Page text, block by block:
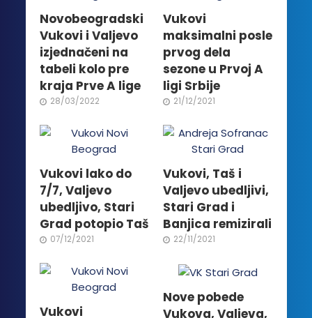
Novobeogradski
Vukovi i Valjevo
izjednačeni na
tabeli kolo pre
kraja Prve A lige
28/03/2022
Vukovi
maksimalni posle
prvog dela
sezone u Prvoj A
ligi Srbije
21/12/2021
Vukovi lako do
7/7, Valjevo
ubedljivo, Stari
Grad potopio Taš
07/12/2021
Vukovi, Taš i
Valjevo ubedljivi,
Stari Grad i
Banjica remizirali
22/11/2021
Vukovi
Nove pobede
Vukova, Valjeva,